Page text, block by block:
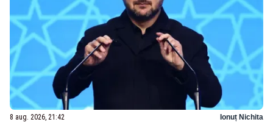
8 aug. 2026, 21:42 Ionuț Nichita